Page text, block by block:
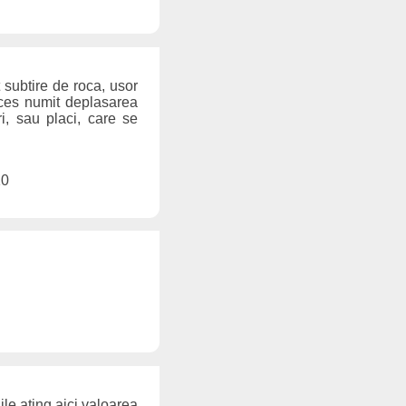
de roca, usor
numit deplasarea
sau placi, care se